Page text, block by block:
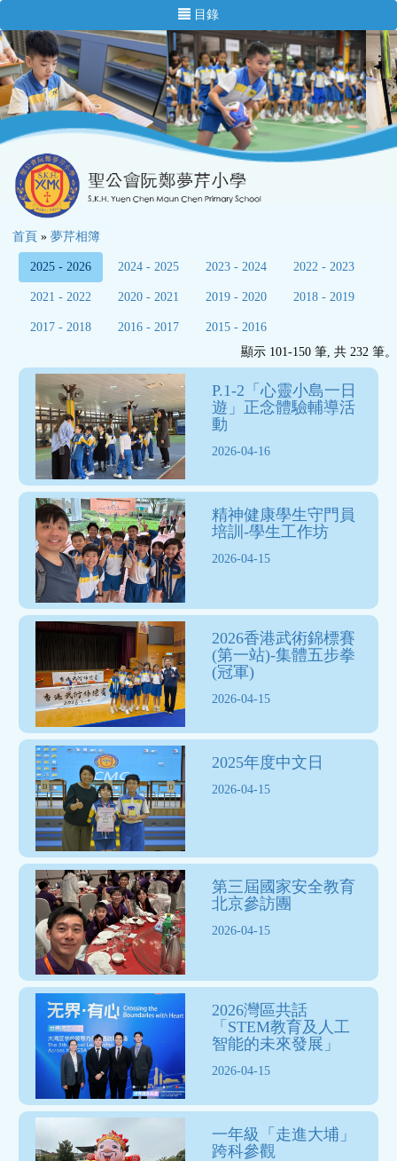
目錄
首頁 » 夢芹相簿
2025 - 2026 2024 - 2025 2023 - 2024 2022 - 2023
2021 - 2022 2020 - 2021 2019 - 2020 2018 - 2019
2017 - 2018 2016 - 2017
2015 - 2016
顯示 101-150 筆, 共 232 筆。
P.1-2「心靈小島一日
遊」正念體驗輔導活
動
2026-04-16
精神健康學生守門員
培訓-學生工作坊
2026-04-15
2026香港武術錦標賽
(第一站)-集體五步拳
(冠軍)
2026-04-15
2025年度中文日
2026-04-15
第三屆國家安全教育
北京參訪團
2026-04-15
2026灣區共話
「STEM教育及人工
智能的未來發展」
2026-04-15
一年級「走進大埔」
跨科參觀